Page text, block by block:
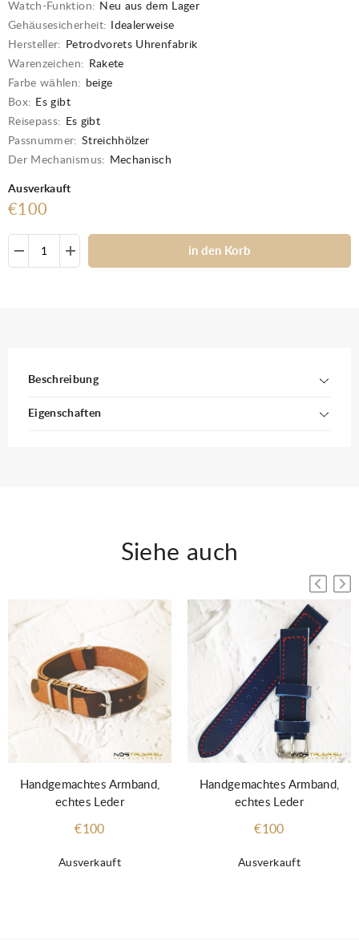
Watch-Funktion: Neu aus dem Lager
Gehäusesicherheit:
Idealerweise
Hersteller:
Petrodvorets Uhrenfabrik
Warenzeichen:
Rakete
Farbe wählen:
beige
Box: Es gibt
Reisepass:
Es gibt
Passnummer: Streichhölzer
Der Mechanismus:
Mechanisch
Ausverkauft
€100
in den Korb
Beschreibung
Eigenschaften
Siehe auch
Ausverkauft
Handgemachtes Armband,
echtes Leder
€100
Ausverkauft
Handgemachtes Armband,
echtes Leder
€100